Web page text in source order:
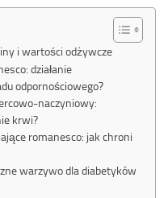
i wartości odżywcze
działanie
odpornościowego?
naczyniowy:
krwi?
romanesco: jak chroni
warzywo dla diabetyków